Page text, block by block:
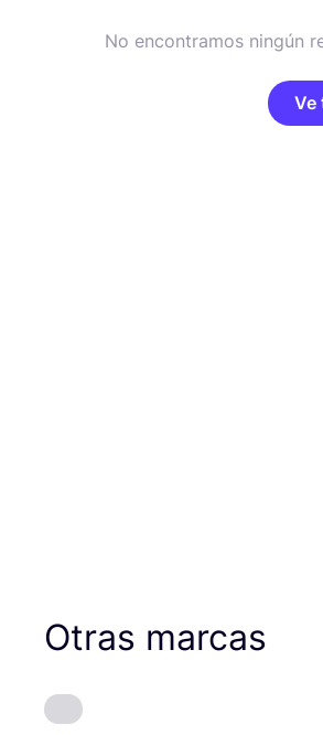
No encontramos ningún
Ve
Otras marcas